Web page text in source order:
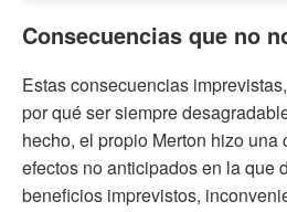
Consecuencias que no
Estas consecuencias
por qué ser siempre
hecho, el propio Merton hizo
efectos no anticipados en la que
beneficios imprevistos,